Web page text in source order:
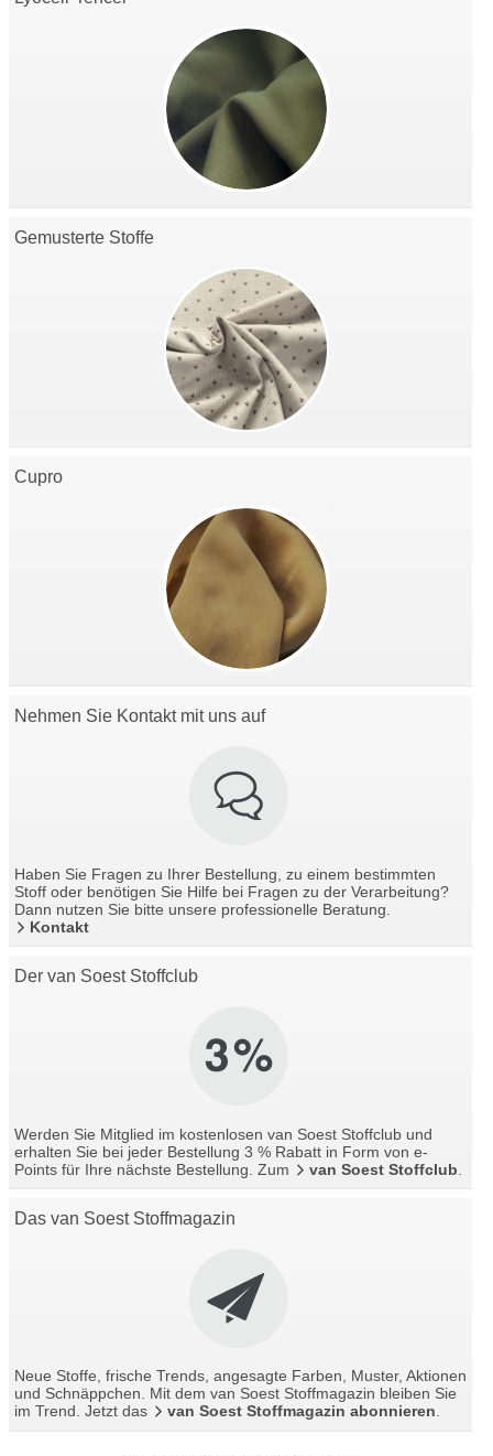
Gemusterte Stoffe
Cupro
Nehmen Sie Kontakt mit uns auf
Haben Sie Fragen zu Ihrer Bestellung, zu einem bestimmten
Stoff oder benötigen Sie Hilfe bei Fragen zu der Verarbeitung?
Dann nutzen Sie bitte unsere professionelle Beratung.
Kontakt
Der van Soest Stoffclub
Werden Sie Mitglied im kostenlosen van Soest Stoffclub und
erhalten Sie bei jeder Bestellung 3 % Rabatt in Form von e-
Points für Ihre nächste Bestellung. Zum
van Soest Stoffclub
Das van Soest Stoffmagazin
Neue Stoffe, frische Trends, angesagte Farben, Muster, Aktionen
und Schnäppchen. Mit dem van Soest Stoffmagazin bleiben Sie
im Trend. Jetzt das
van Soest Stoffmagazin abonnieren.